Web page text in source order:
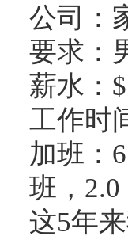
公司：
要求：
薪水：
工作时
加班：
班，2.0
这5年